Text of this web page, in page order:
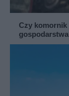
Czy komornik